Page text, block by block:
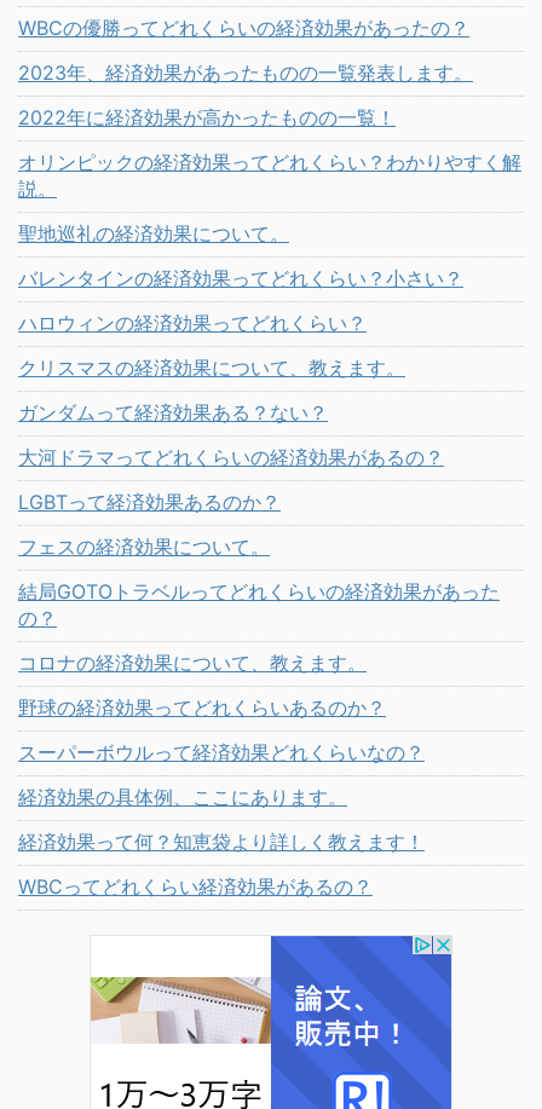
WBCの優勝ってどれくらいの経済効果があったの？
2023年、経済効果があったものの一覧発表します。
2022年に経済効果が高かったものの一覧！
オリンピックの経済効果ってどれくらい？わかりやすく解
説。
聖地巡礼の経済効果について。
バレンタインの経済効果ってどれくらい？小さい？
ハロウィンの経済効果ってどれくらい？
クリスマスの経済効果について、教えます。
ガンダムって経済効果ある？ない？
大河ドラマってどれくらいの経済効果があるの？
LGBTって経済効果あるのか？
フェスの経済効果について。
結局GOTOトラベルってどれくらいの経済効果があった
の？
コロナの経済効果について、教えます。
野球の経済効果ってどれくらいあるのか？
スーパーボウルって経済効果どれくらいなの？
経済効果の具体例、ここにあります。
経済効果って何？知恵袋より詳しく教えます！
WBCってどれくらい経済効果があるの？